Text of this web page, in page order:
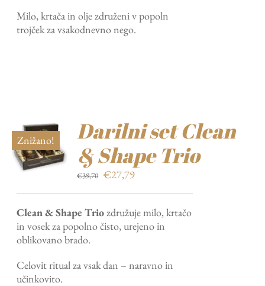
Milo, krtača in olje združeni v popoln
trojček za vsakodnevno nego.
Znižano!
Darilni set Clean
& Shape Trio
€39,70 Izvirna
bila:
€39,70.
€27,79Trenutna
€27,79.
Clean & Shape Triozdružuje milo, krtačo
in vosek za popolno čisto, urejeno in
oblikovano brado.
Celovit ritual za vsak dan – naravno in
učinkovito.